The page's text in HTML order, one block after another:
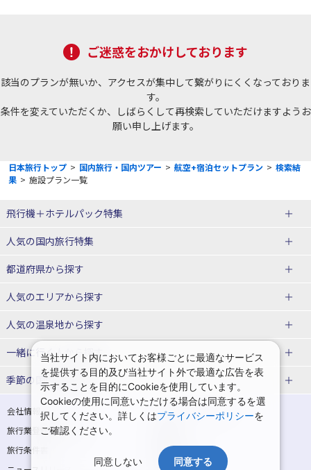
ご迷惑をおかけしております
該当のプランが無いか、アクセスが集中して繋がりにくくなっておりま
す。
条件を変えていただくか、しばらくして再検索していただけますようお
願い申し上げます。
日本旅行トップ > 国内旅行・国内ツアー > 航空+宿泊セットプラン > 検索結
果 > 施設プラン一覧
飛行機＋ホテルパック特集
赤い風船ダイナミックパッケージ
ＪＡＬで行く飛行機+ホテルパック
人気の国内旅行特集
東京ディズニーリゾート®への旅
ユニバーサル・スタジオ・ジャパ
都道府県から探す
北海道旅行・ツアー
東北
青森旅行・ツアー
岩手旅行・ツアー
宮城旅行・ツアー
秋田旅行・ツアー
山形旅行・ツアー
福島旅行・ツアー
関東
人気のエリアから探す
函館旅行 札幌旅行
仙台旅行
那須旅行 日光旅行
人気の温泉地から探す
北海道
湯の川温泉(北海道)
定山渓温泉(北海道)
十勝川温泉(北海道)
阿寒湖温泉(北海道)
洞爺湖温泉(北海道)
層雲峡温泉(北海道)
知床温泉(北海道)
一緒に行く人から探す
一人旅 国内版
家族・子連れ旅行 国内版
カップル・夫婦旅行 国内版
女子旅 国内版
卒業旅行・学生旅行 国内版
季節の国内旅行特集
桜・お花見特集
ゴールデンウィーク（GW）の国内
旅行
夏休み・お盆の国内旅行
7月の国内旅行
会社情報
プライバシーポリシー
旅行業登録票・約款
旅行条件書
商標について
当社サイト内においてお客様ごとに最適なサービス
を提供する目的及び当社サイト外で最適な広告を表
示することを目的にCookieを使用しています。
Cookieの使用に同意いただける場合は同意するを選
択してください。詳しくはプライバシーポリシーを
ご確認ください。
同意しない 同意する